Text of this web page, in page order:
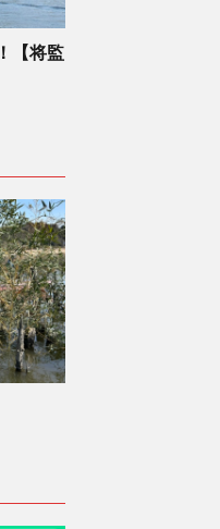
【将監